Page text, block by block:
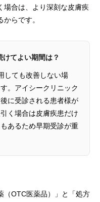
場合は、より深刻な皮膚疾
らです。
てよい期間は？
しても改善しない場
。アイシークリニック
に受診される患者様が
く場合は皮膚疾患だけ
あるため早期受診が重
（OTC医薬品）」と「処方